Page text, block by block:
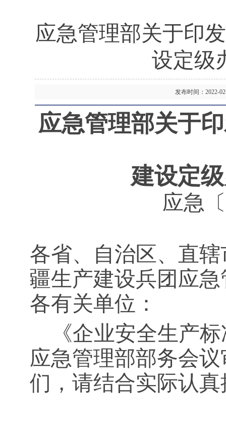
应急管理部关于印
设定级
发布时间：
应急管理部关于
建设定
应急〔
各省、自治区、直
疆生产建设兵团应
各有关单位：
《企业安全生产
应急管理部部务会
们，请结合实际认